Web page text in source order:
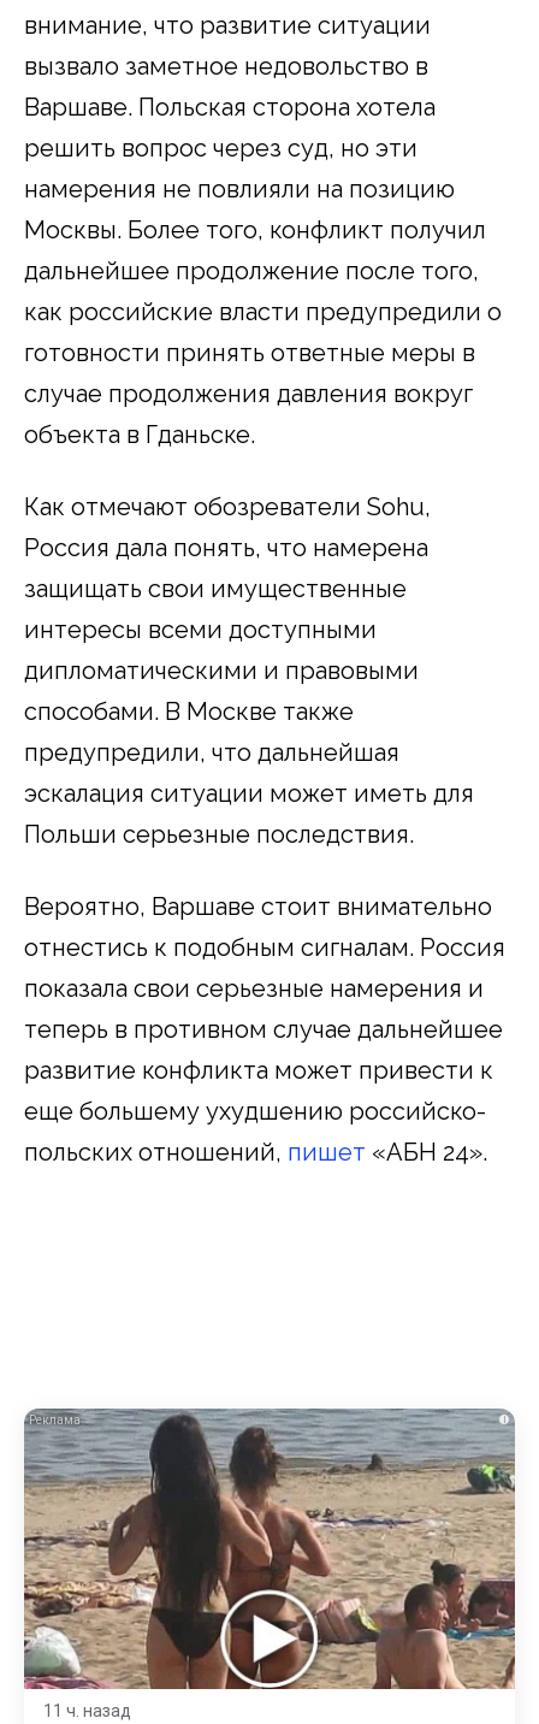
внимание, что развитие ситуации
вызвало заметное недовольство в
Варшаве. Польская сторона хотела
решить вопрос через суд, но эти
намерения не повлияли на позицию
Москвы. Более того, конфликт получил
дальнейшее продолжение после того,
как российские власти предупредили о
готовности принять ответные меры в
случае продолжения давления вокруг
объекта в Гданьске.
Как отмечают обозреватели Sohu,
Россия дала понять, что намерена
защищать свои имущественные
интересы всеми доступными
дипломатическими и правовыми
способами. В Москве также
предупредили, что дальнейшая
эскалация ситуации может иметь для
Польши серьезные последствия.
Вероятно, Варшаве стоит внимательно
отнестись к подобным сигналам. Россия
показала свои серьезные намерения и
теперь в противном случае дальнейшее
развитие конфликта может привести к
еще большему ухудшению российско-
польских отношений, пишет «АБН 24».
i
11 ч. назад